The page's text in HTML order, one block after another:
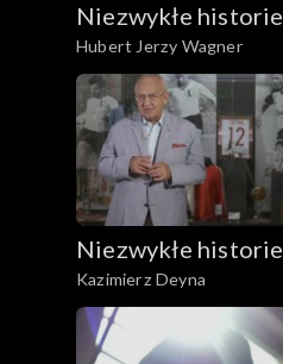
Niezwykłe historie
Biało-Czerwonych
Hubert Jerzy Wagner
Niezwykłe historie
Biało-Czerwonych
Kazimierz Deyna